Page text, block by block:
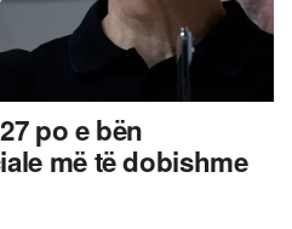
po e bën
më të dobishme